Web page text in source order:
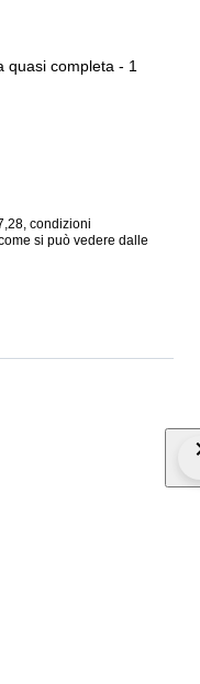
quasi completa - 1
condizioni
si può vedere dalle